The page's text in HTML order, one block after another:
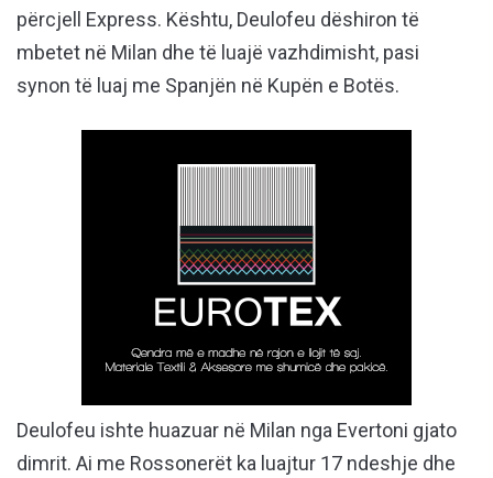
përcjell Express. Kështu, Deulofeu dëshiron të
mbetet në Milan dhe të luajë vazhdimisht, pasi
synon të luaj me Spanjën në Kupën e Botës.
Deulofeu ishte huazuar në Milan nga Evertoni gjato
dimrit. Ai me Rossonerët ka luajtur 17 ndeshje dhe